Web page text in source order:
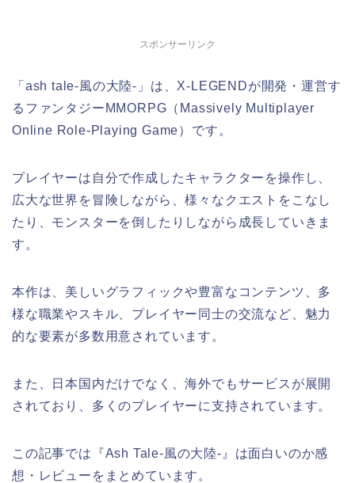
スポンサーリンク
「ash tale-風の大陸-」は、X-LEGENDが開発・運営す
るファンタジーMMORPG（Massively Multiplayer
Online Role-Playing Game）です。
プレイヤーは自分で作成したキャラクターを操作し、
広大な世界を冒険しながら、様々なクエストをこなし
たり、モンスターを倒したりしながら成長していきま
す。
本作は、美しいグラフィックや豊富なコンテンツ、多
様な職業やスキル、プレイヤー同士の交流など、魅力
的な要素が多数用意されています。
また、日本国内だけでなく、海外でもサービスが展開
されており、多くのプレイヤーに支持されています。
この記事では『Ash Tale-風の大陸-』は面白いのか感
想・レビューをまとめています。